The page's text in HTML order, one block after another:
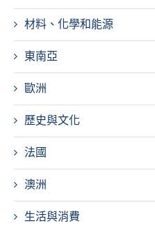
材料、化學和能源
東南亞
歐洲
歷史與文化
法國
澳洲
生活與消費